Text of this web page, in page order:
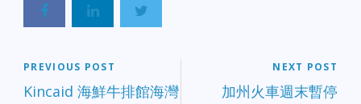
PREVIOUS POST
Kincaid 海鮮牛排館海灣
NEXT POST
加州火車週末暫停